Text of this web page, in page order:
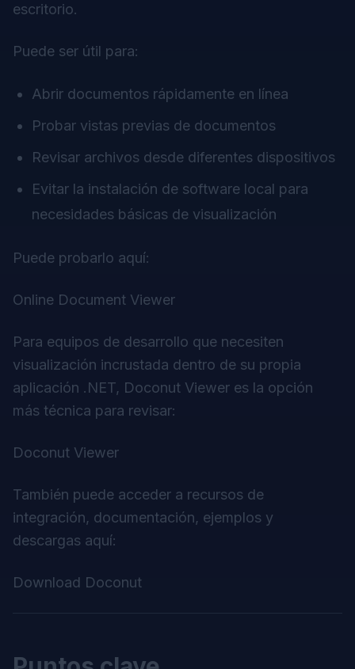
escritorio.
Puede ser útil para:
Abrir documentos rápidamente en línea
Probar vistas previas de documentos
Revisar archivos desde diferentes dispositivos
Evitar la instalación de software local para
necesidades básicas de visualización
Puede probarlo aquí:
Online Document Viewer
Para equipos de desarrollo que necesiten
visualización incrustada dentro de su propia
aplicación .NET, Doconut Viewer es la opción
más técnica para revisar:
Doconut Viewer
También puede acceder a recursos de
integración, documentación, ejemplos y
descargas aquí:
Download Doconut